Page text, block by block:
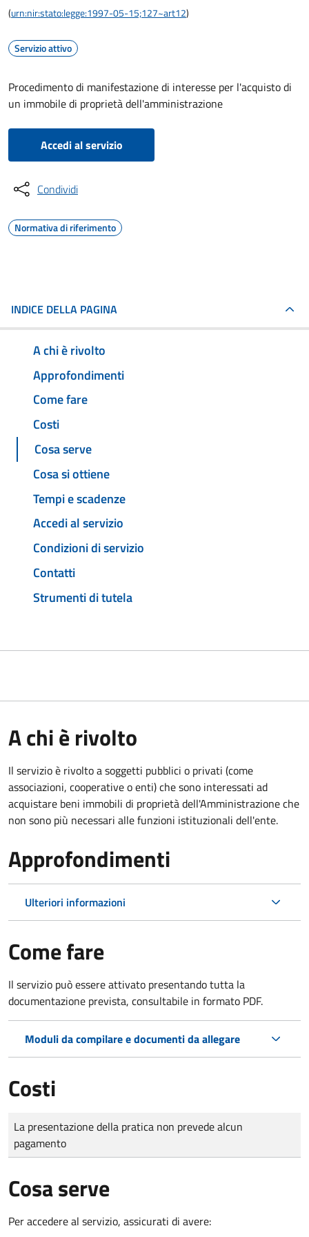
(urn:nir:stato:legge:1997-05-15;127~art12)
Servizio attivo
Procedimento di manifestazione di interesse per l'acquisto di
un immobile di proprietà dell'amministrazione
Accedi al servizio
Condividi
Normativa di riferimento
INDICE DELLA PAGINA
A chi è rivolto
Approfondimenti
Come fare
Costi
Cosa serve
Cosa si ottiene
Tempi e scadenze
Accedi al servizio
Condizioni di servizio
Contatti
Strumenti di tutela
A chi è rivolto
Il servizio è rivolto a soggetti pubblici o privati (come
associazioni, cooperative o enti) che sono interessati ad
acquistare beni immobili di proprietà dell'Amministrazione che
non sono più necessari alle funzioni istituzionali dell'ente.
Approfondimenti
Ulteriori informazioni
Come fare
Il servizio può essere attivato presentando tutta la
documentazione prevista, consultabile in formato PDF.
Moduli da compilare e documenti da allegare
Costi
Tipo di pagamento
Importo
La presentazione della pratica non prevede alcun
pagamento
Cosa serve
Per accedere al servizio, assicurati di avere: